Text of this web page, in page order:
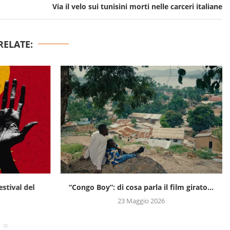
Via il velo sui tunisini morti nelle carceri italiane
del
“Congo Boy”: di cosa parla il film girato...
23 Maggio 2026